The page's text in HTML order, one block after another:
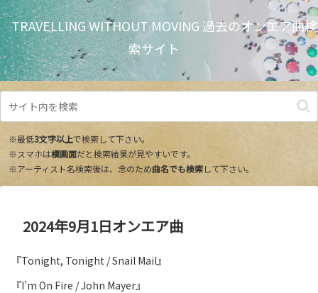
TRAVELLING WITHOUT MOVING 過去のオンエア曲検
索サイト
※最低3文字以上で検索して下さい。
※スマホは横画面だと検索結果が見やすいです。
※アーティスト名検索後は、念のため曲名でも検索して下さい。
2024年9月1日オンエア曲
『Tonight, Tonight / Snail Mail』
『I’m On Fire / John Mayer』